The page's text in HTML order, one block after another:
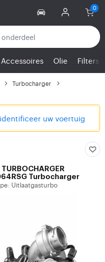
Accessoires Olie Filters
Turbocharger
identificeer uw voertuig
TURBOCHARGER
Turbocharger
Uitlaatgasturbo